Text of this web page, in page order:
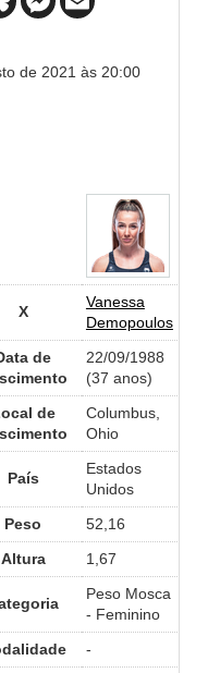
de 2021 às 20:00
X
Vanessa
Demopoulos
de
22/09/1988
(37 anos)
de
Columbus,
Ohio
País
Estados
Unidos
Peso
52,16
Altura 1,67
Peso Mosca
- Feminino
-